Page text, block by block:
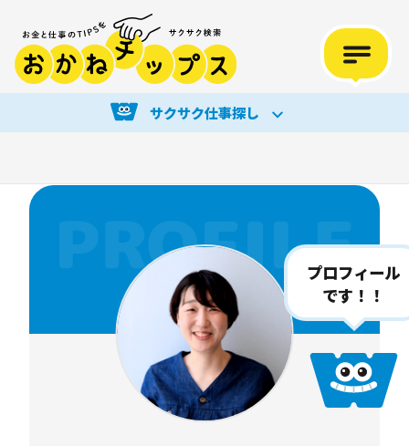
サクサク仕事探し
プロフィール
です！！